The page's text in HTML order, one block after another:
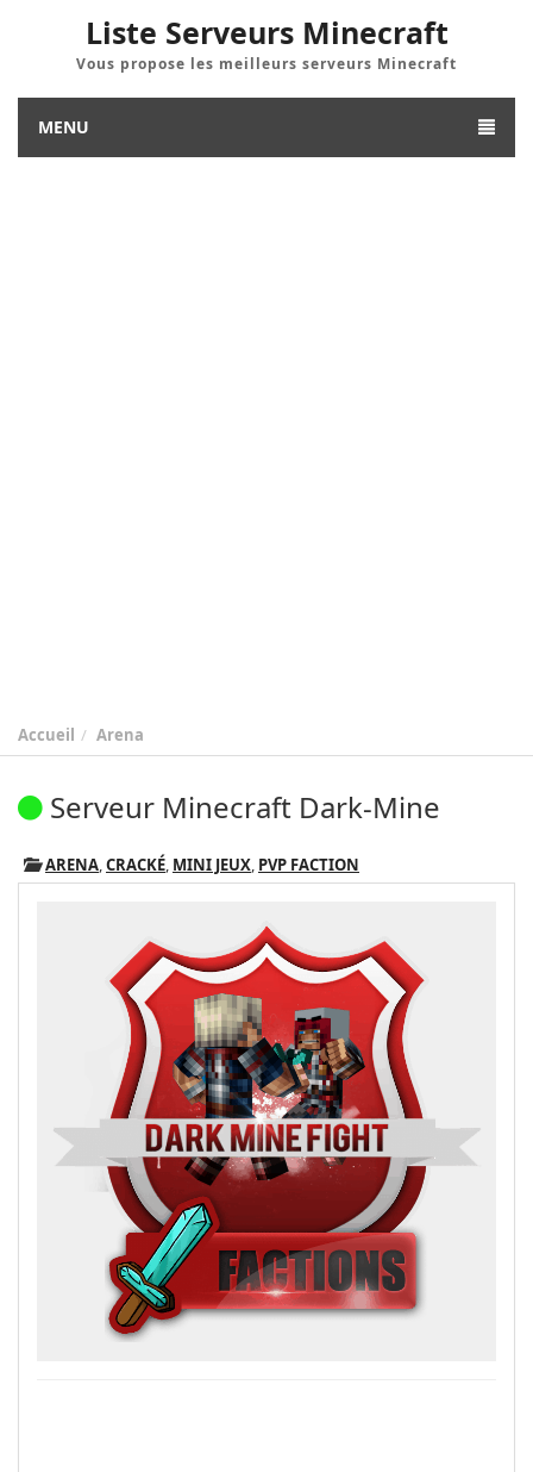
Liste Serveurs Minecraft
Vous propose les meilleurs serveurs Minecraft
MENU
Accueil Arena
Serveur Minecraft Dark-Mine
ARENA,CRACKÉ, MINI JEUX, PVP FACTION